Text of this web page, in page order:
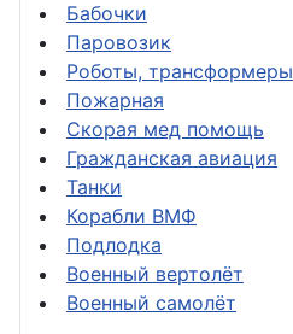
Бабочки
Паровозик
Роботы, трансформеры
Пожарная
Скорая мед помощь
Гражданская авиация
Танки
Корабли ВМФ
Подлодка
Военный вертолёт
Военный самолёт